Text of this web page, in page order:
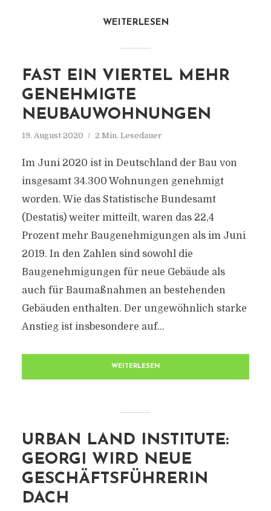
WEITERLESEN
FAST EIN VIERTEL MEHR
GENEHMIGTE
NEUBAUWOHNUNGEN
19. August 2020 2 Min. Lesedauer
Im Juni 2020 ist in Deutschland der Bau von
insgesamt 34.300 Wohnungen genehmigt
worden. Wie das Statistische Bundesamt
(Destatis) weiter mitteilt, waren das 22,4
Prozent mehr Baugenehmigungen als im Juni
2019. In den Zahlen sind sowohl die
Baugenehmigungen für neue Gebäude als
auch für Baumaßnahmen an bestehenden
Gebäuden enthalten. Der ungewöhnlich starke
Anstieg ist insbesondere auf...
WEITERLESEN
URBAN LAND INSTITUTE:
GEORGI WIRD NEUE
GESCHÄFTSFÜHRERIN
DACH